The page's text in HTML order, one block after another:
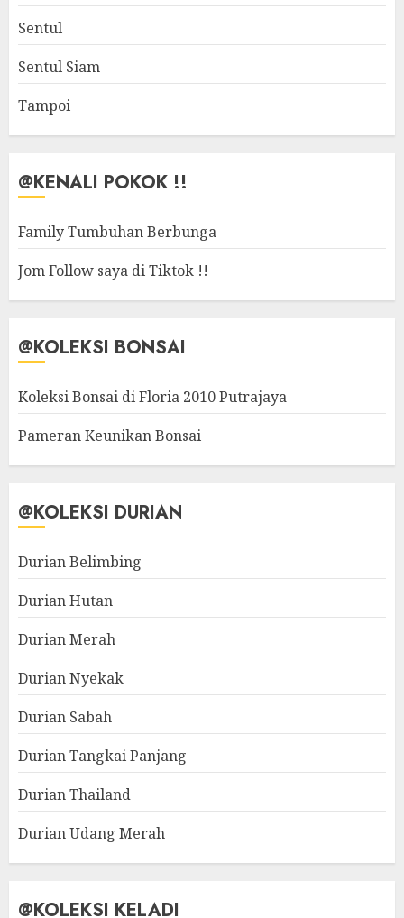
Sentul
Sentul Siam
Tampoi
@KENALI POKOK !!
Family Tumbuhan Berbunga
Jom Follow saya di Tiktok !!
@KOLEKSI BONSAI
Koleksi Bonsai di Floria 2010 Putrajaya
Pameran Keunikan Bonsai
@KOLEKSI DURIAN
Durian Belimbing
Durian Hutan
Durian Merah
Durian Nyekak
Durian Sabah
Durian Tangkai Panjang
Durian Thailand
Durian Udang Merah
@KOLEKSI KELADI